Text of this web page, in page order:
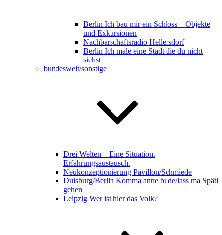
Berlin Ich bau mir ein Schloss – Objekte
und Exkursionen
Nachbarschaftsradio Hellersdorf
Berlin Ich male eine Stadt die du nicht
siehst
bundesweit/sonstige
Drei Welten – Eine Situation.
Erfahrungsaustausch.
Neukonzeptionierung Pavillon/Schmiede
Duisburg/Berlin Komma anne bude/lass ma Späti
gehen
Leipzig Wer ist hier das Volk?